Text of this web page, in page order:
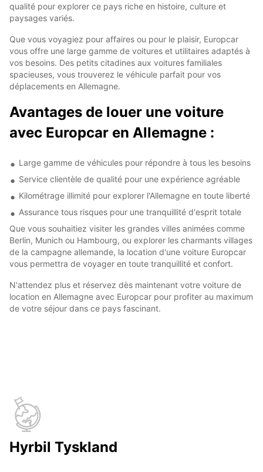
qualité pour explorer ce pays riche en histoire, culture et
paysages variés.
Que vous voyagiez pour affaires ou pour le plaisir, Europcar
vous offre une large gamme de voitures et utilitaires adaptés à
vos besoins. Des petits citadines aux voitures familiales
spacieuses, vous trouverez le véhicule parfait pour vos
déplacements en Allemagne.
Avantages de louer une voiture
avec Europcar en Allemagne :
Large gamme de véhicules pour répondre à tous les besoins
Service clientèle de qualité pour une expérience agréable
Kilométrage illimité pour explorer l'Allemagne en toute liberté
Assurance tous risques pour une tranquillité d'esprit totale
Que vous souhaitiez visiter les grandes villes animées comme
Berlin, Munich ou Hambourg, ou explorer les charmants villages
de la campagne allemande, la location d'une voiture Europcar
vous permettra de voyager en toute tranquillité et confort.
N'attendez plus et réservez dès maintenant votre voiture de
location en Allemagne avec Europcar pour profiter au maximum
de votre séjour dans ce pays fascinant.
Hyrbil Tyskland